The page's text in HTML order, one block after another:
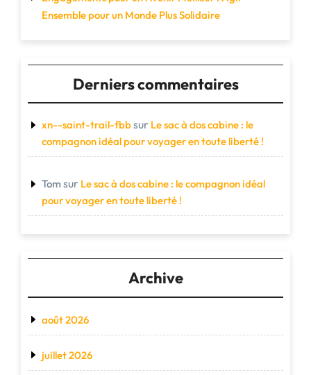
Ensemble pour un Monde Plus Solidaire
Derniers commentaires
xn--saint-trail-fbbsur Le sac à dos cabine : le
compagnon idéal pour voyager en toute liberté !
Tom sur Le sac à dos cabine : le compagnon idéal
pour voyager en toute liberté !
Archive
août 2026
juillet 2026